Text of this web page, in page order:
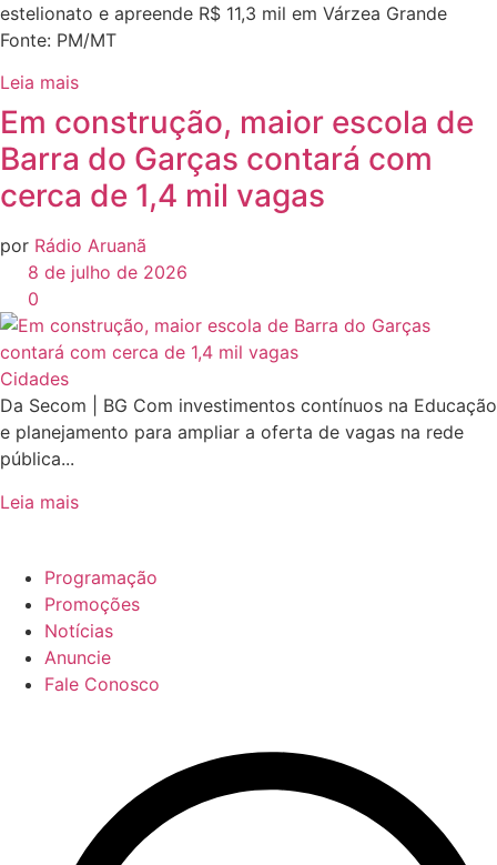
estelionato e apreende R$ 11,3 mil em Várzea Grande
Fonte: PM/MT
Leia mais
Em construção, maior escola de
Barra do Garças contará com
cerca de 1,4 mil vagas
por Rádio Aruanã
8 de julho de 2026
0
Cidades
Da Secom | BG Com investimentos contínuos na Educação
e planejamento para ampliar a oferta de vagas na rede
pública...
Leia mais
Programação
Promoções
Notícias
Anuncie
Fale Conosco